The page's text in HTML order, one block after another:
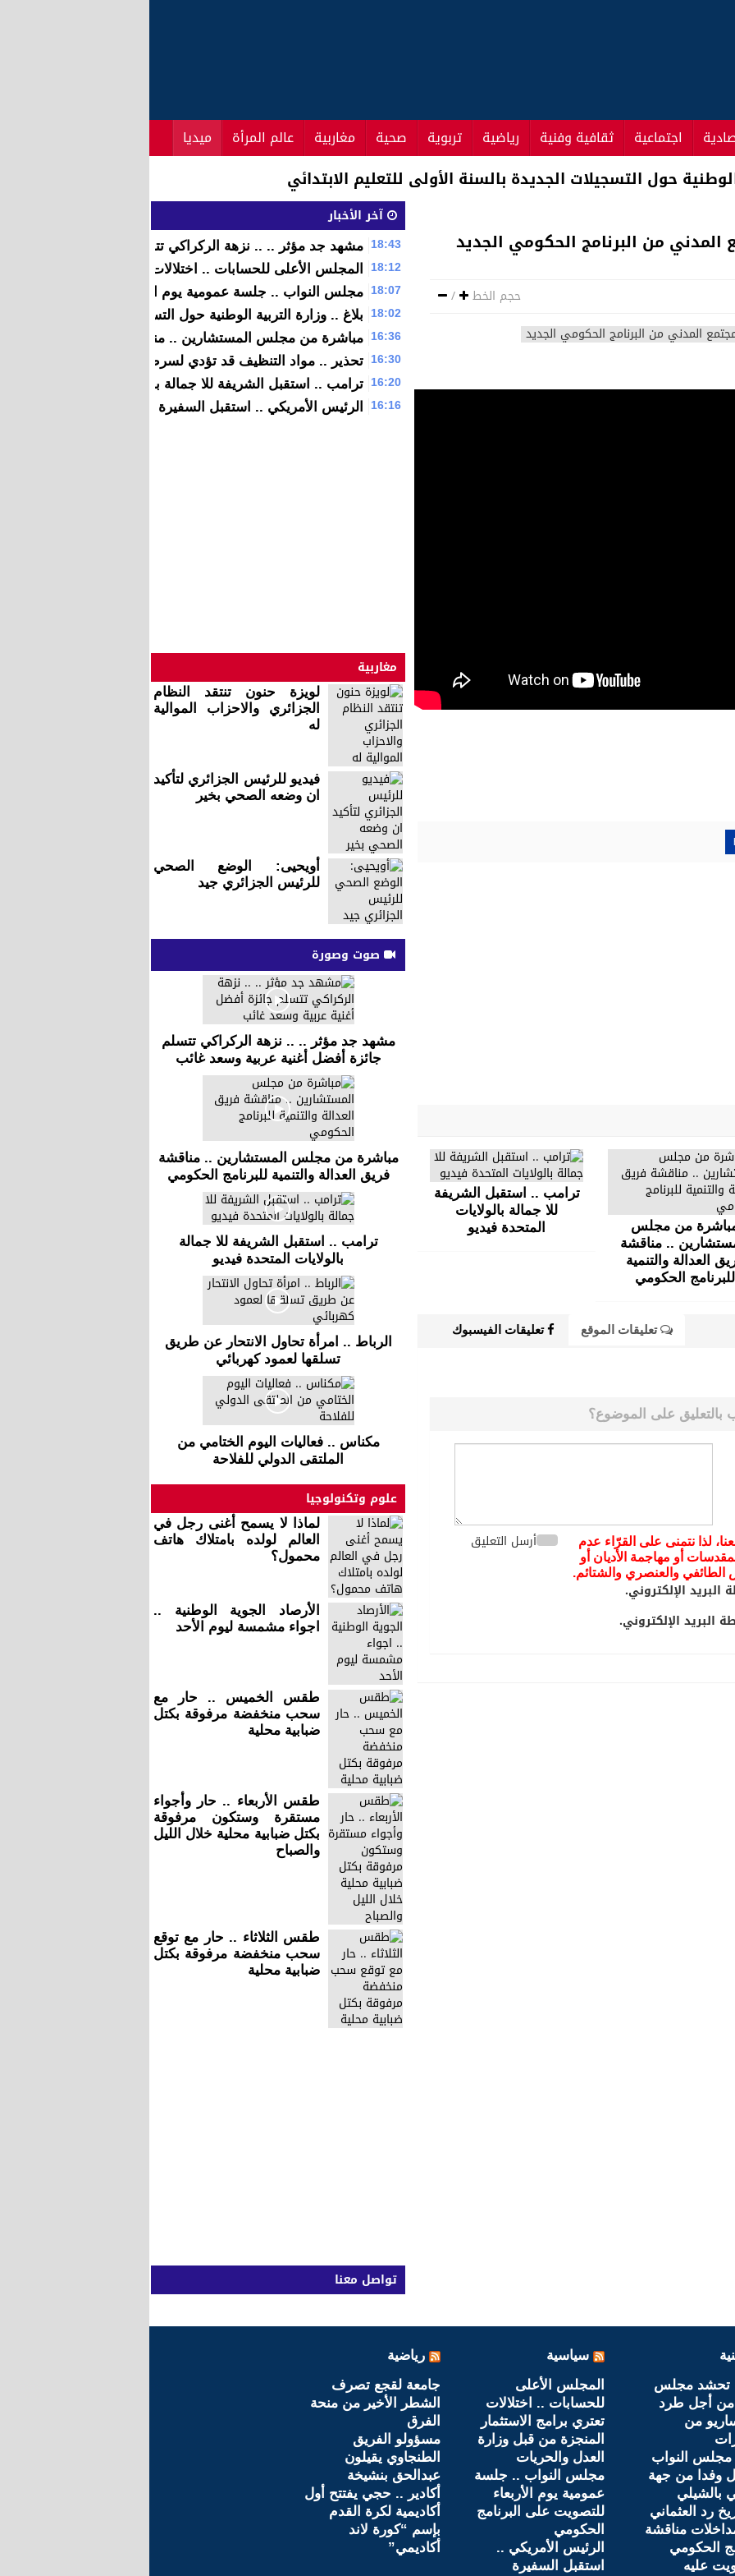
اجتماعية ثقافية وفنية رياضية تربوية صحية مغاربية عالم المرأة ميديا
.. مناقشة فريق العدالة والتنمية للبرنامج الحكومي
المدني من البرنامج الحكومي الجديد
حجم الخط /
من مجلس
.. مناقشة
العدالة والتنمية
للبرنامج الحكومي
ترامب .. استقبل الشريفة
للا جمالة بالولايات
المتحدة فيديو
تعليقات الموقع تعليقات الفيسبوك
على الموضوع؟
لذا نتمنى على القرّاء عدم
أو مهاجمة الأديان أو
الطائفي والعنصري والشتائم.
أرسل التعليق
البريد الإلكتروني.
البريد الإلكتروني.
آخر الأخبار
18:43 مشهد جد مؤثر .. .. نزهة الركراكي تتسلم جائزة أفضل أغنية
18:12 المجلس الأعلى للحسابات .. اختلالات تعتري برامج الاستثمار
18:07 مجلس النواب .. جلسة عمومية يوم الأربعاء للتصويت على
18:02 بلاغ .. وزارة التربية الوطنية حول التسجيلات الجديدة بالسنة
16:36 مباشرة من مجلس المستشارين .. مناقشة فريق العدالة والتنمية
16:30 تحذير .. مواد التنظيف قد تؤدي لسرطان الغدة الدرقية
16:20 ترامب .. استقبل الشريفة للا جمالة بالولايات المتحدة فيديو
16:16 الرئيس الأمريكي .. استقبل السفيرة الجديدة للمغرب بالولايات
مغاربية
لويزة حنون تنتقد النظام
الجزائري والاحزاب الموالية
له
فيديو للرئيس الجزائري لتأكيد
ان وضعه الصحي بخير
أويحيى: الوضع الصحي
للرئيس الجزائري جيد
صوت وصورة
مشهد جد مؤثر .. .. نزهة الركراكي تتسلم
جائزة أفضل أغنية عربية وسعد غائب
مباشرة من مجلس المستشارين .. مناقشة
فريق العدالة والتنمية للبرنامج الحكومي
ترامب .. استقبل الشريفة للا جمالة
بالولايات المتحدة فيديو
الرباط .. امرأة تحاول الانتحار عن طريق
تسلقها لعمود كهربائي
مكناس .. فعاليات اليوم الختامي من
الملتقى الدولي للفلاحة
علوم وتكنولوجيا
لماذا لا يسمح أغنى رجل في
العالم لولده بامتلاك هاتف
محمول؟
الأرصاد الجوية الوطنية ..
اجواء مشمسة ليوم الأحد
طقس الخميس .. حار مع
سحب منخفضة مرفوقة بكتل
ضبابية محلية
طقس الأربعاء .. حار وأجواء
مستقرة وستكون مرفوقة
بكتل ضبابية محلية خلال الليل
والصباح
طقس الثلاثاء .. حار مع توقع
سحب منخفضة مرفوقة بكتل
ضبابية محلية
تواصل معنا
تحشد مجلس
من أجل طرد
من
النواب
وفدا من جهة
بالشيلي
رد العثماني
مناقشة
الحكومي
عليه
سياسية
المجلس الأعلى
للحسابات .. اختلالات
تعتري برامج الاستثمار
المنجزة من قبل وزارة
العدل والحريات
مجلس النواب .. جلسة
عمومية يوم الأربعاء
للتصويت على البرنامج
الحكومي
الرئيس الأمريكي ..
استقبل السفيرة
رياضية
جامعة لقجع تصرف
الشطر الأخير من منحة
الفرق
مسؤولو الفريق
الطنجاوي يقيلون
عبدالحق بنشيخة
أكادير .. حجي يفتتح أول
أكاديمية لكرة القدم
بإسم “كورة لاند
أكاديمي”